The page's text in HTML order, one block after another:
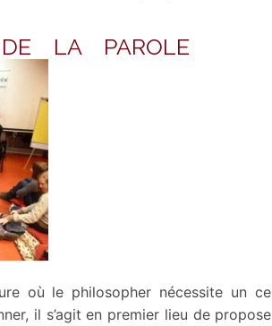
DE LA
où le philosopher nécessite un
il s’agit en premier lieu de